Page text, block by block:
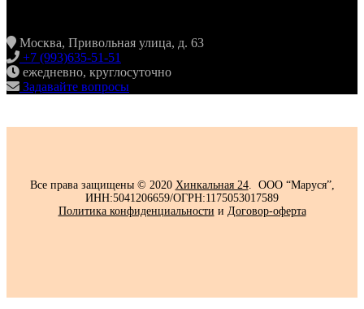
Москва, Привольная улица, д. 63
+7 (993)635-51-51
ежедневно, круглосуточно
Задавайте вопросы
Все права защищены © 2020 Хинкальная 24. ООО “Маруся”,
ИНН:5041206659/ОГРН:1175053017589
Политика конфиденциальности‍ и Договор-оферта